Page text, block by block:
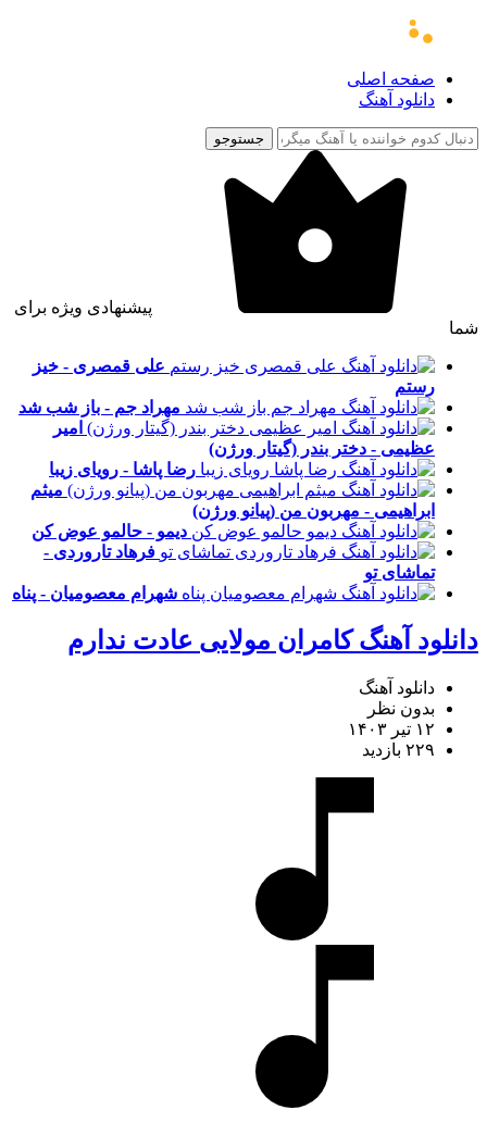
صفحه اصلی
دانلود آهنگ
جستوجو
پیشنهادی ویژه برای
شما
علی قمصری - خیز
رستم
مهراد جم - باز شب شد
امیر
عظیمی - دختر بندر (گیتار ورژن)
رضا پاشا - رویای زیبا
میثم
ابراهیمی - مهربون من (پیانو ورژن)
دیمو - حالمو عوض کن
فرهاد تاروردی -
تماشای تو
شهرام معصومیان - پناه
دانلود آهنگ کامران مولایی عادت ندارم
دانلود آهنگ
بدون نظر
۱۲ تیر ۱۴۰۳
۲۲۹ بازدید